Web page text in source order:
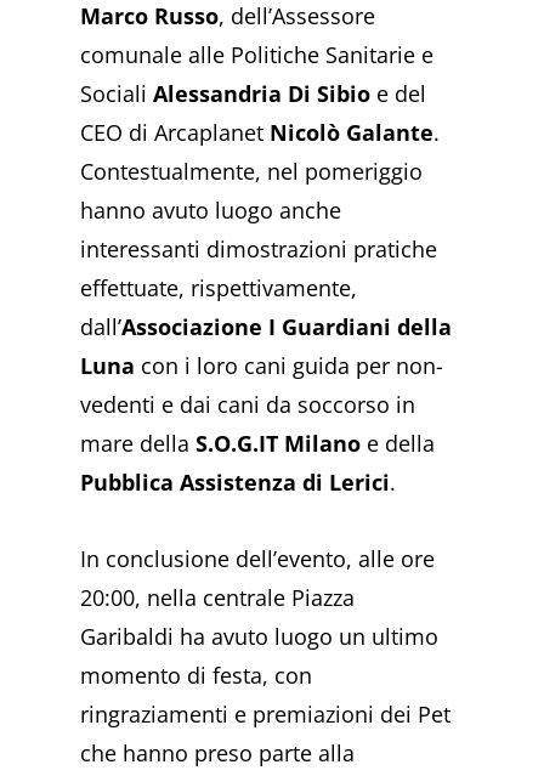
Marco Russo, dell’Assessore
comunale alle Politiche Sanitarie e
SocialiAlessandria Di Sibio e del
CEO di Arcaplanet Nicolò Galante.
Contestualmente, nel pomeriggio
hanno avuto luogo anche
interessanti dimostrazioni pratiche
effettuate, rispettivamente,
dall’Associazione I Guardiani della
Luna con i loro cani guida per non-
vedenti e dai cani da soccorso in
mare dellaS.O.G.IT Milano e della
Pubblica Assistenza di Lerici.
In conclusione dell’evento, alle ore
20:00, nella centrale Piazza
Garibaldi ha avuto luogo un ultimo
momento di festa, con
ringraziamenti e premiazioni dei Pet
che hanno preso parte alla